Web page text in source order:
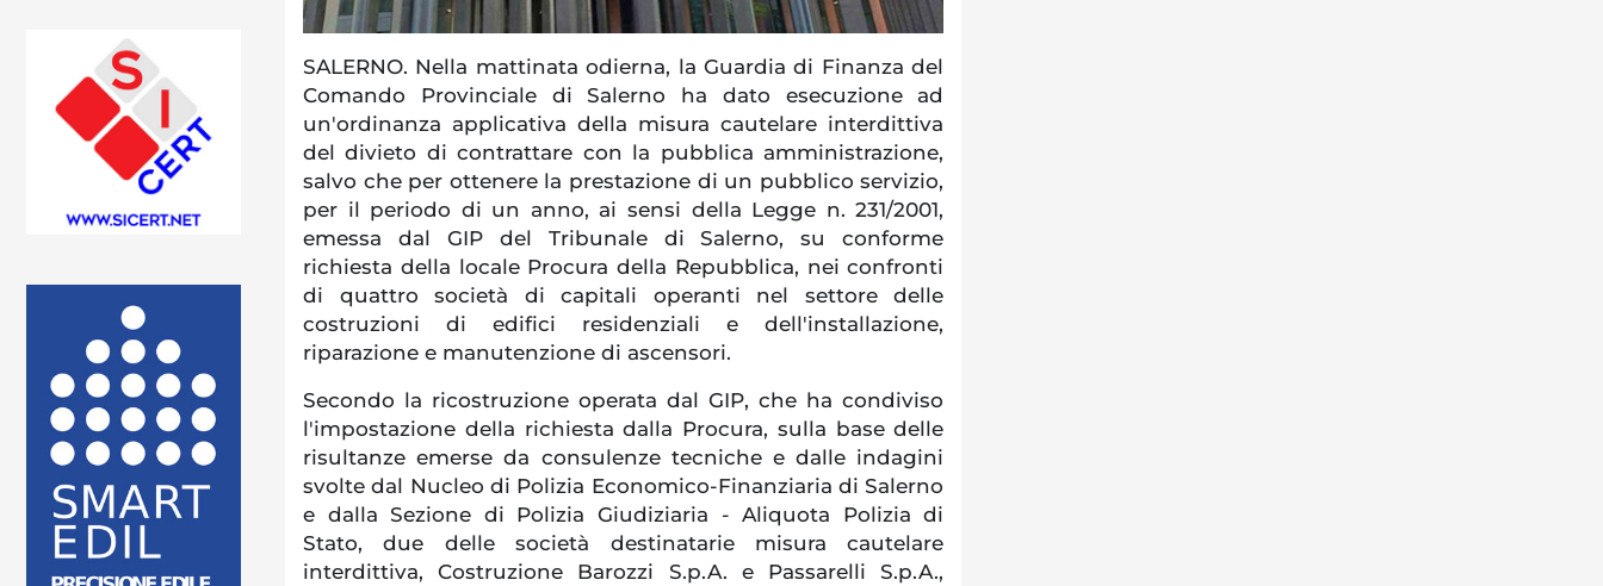
SALERNO. Nella mattinata odierna, la Guardia di Finanza del
Comando Provinciale di Salerno ha dato esecuzione ad
un'ordinanza applicativa della misura cautelare interdittiva
del divieto di contrattare con la pubblica amministrazione,
salvo che per ottenere la prestazione di un pubblico servizio,
per il periodo di un anno, ai sensi della Legge n. 231/2001,
emessa dal GIP del Tribunale di Salerno, su conforme
richiesta della locale Procura della Repubblica, nei confronti
di quattro società di capitali operanti nel settore delle
costruzioni di edifici residenziali e dell'installazione,
riparazione e manutenzione di ascensori.
Secondo la ricostruzione operata dal GIP, che ha condiviso
l'impostazione della richiesta dalla Procura, sulla base delle
risultanze emerse da consulenze tecniche e dalle indagini
svolte dal Nucleo di Polizia Economico-Finanziaria di Salerno
e dalla Sezione di Polizia Giudiziaria - Aliquota Polizia di
Stato, due delle società destinatarie misura cautelare
interdittiva, Costruzione Barozzi S.p.A. e Passarelli S.p.A.,